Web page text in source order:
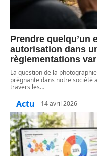
Prendre quelqu’un
autorisation dans
règlementations
La question de la
prégnante dans notre société
travers les…
Actu 14 avril 2026